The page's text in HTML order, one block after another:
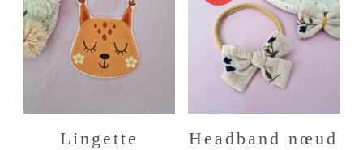
plusieurs
variations.
Les
options
peuvent
Lingette
Headband nœud